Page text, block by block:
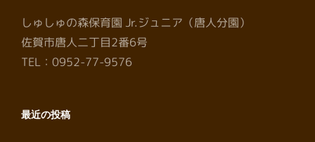
しゅしゅの森保育園 Jr.ジュニア（唐人分園）
佐賀市唐人二丁目2番6号
TEL：0952-77-9576
最近の投稿